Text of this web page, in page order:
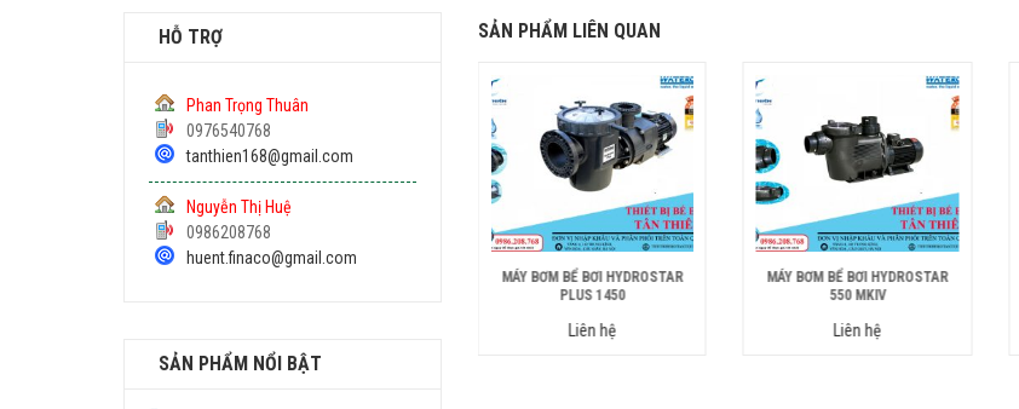
SẢN PHẨM LIÊN QUAN
MÁY BƠM BỂ BƠI HYDROSTAR
PLUS 1450
Liên hệ
MÁY BƠM BỂ BƠI HYDROSTAR
550 MKIV
Liên hệ
HỖ TRỢ
Phan Trọng Thuân
0976540768
tanthien168@gmail.com
Nguyễn Thị Huệ
0986208768
huent.finaco@gmail.com
SẢN PHẨM NỔI BẬT